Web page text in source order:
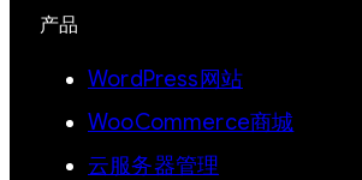
产品
WordPress网站
WooCommerce商城
云服务器管理